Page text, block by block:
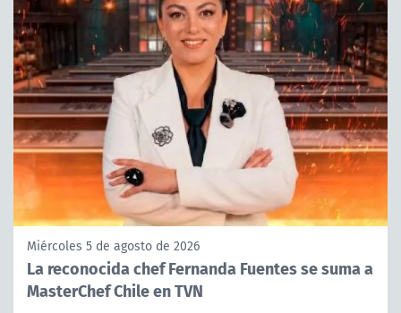
Miércoles 5 de agosto de 2026
La reconocida chef Fernanda Fuentes se suma a
MasterChef Chile en TVN